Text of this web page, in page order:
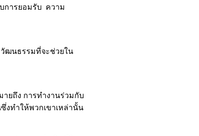
การยอมรับ ความ
ฒนธรรมที่จะช่วยใน
ยถึง การทำงานร่วมกับ
งทำให้พวกเขาเหล่านั้น